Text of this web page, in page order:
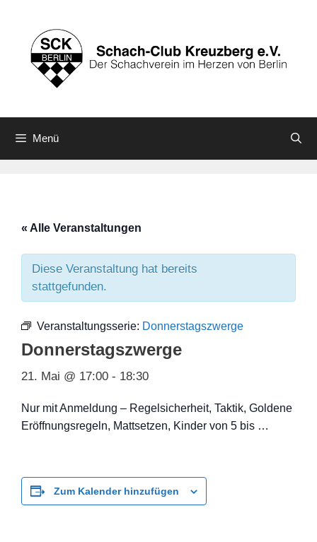
springen
Menü
« Alle Veranstaltungen
Diese Veranstaltung hat bereits
stattgefunden.
Veranstaltungsserie: Donnerstagszwerge
Donnerstagszwerge
21. Mai @ 17:00 - 18:30
Nur mit Anmeldung – Regelsicherheit, Taktik, Goldene
Eröffnungsregeln, Mattsetzen, Kinder von 5 bis …
Zum Kalender hinzufügen